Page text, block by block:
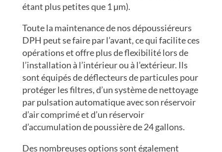
étant plus petites que 1 µm).
Toute la maintenance de nos dépoussiéreurs
DPH peut se faire par l’avant, ce qui facilite ces
opérations et offre plus de flexibilité lors de
l’installation à l’intérieur ou à l’extérieur. Ils
sont équipés de déflecteurs de particules pour
protéger les filtres, d’un système de nettoyage
par pulsation automatique avec son réservoir
d’air comprimé et d’un réservoir
d’accumulation de poussière de 24 gallons.
Des nombreuses options sont également